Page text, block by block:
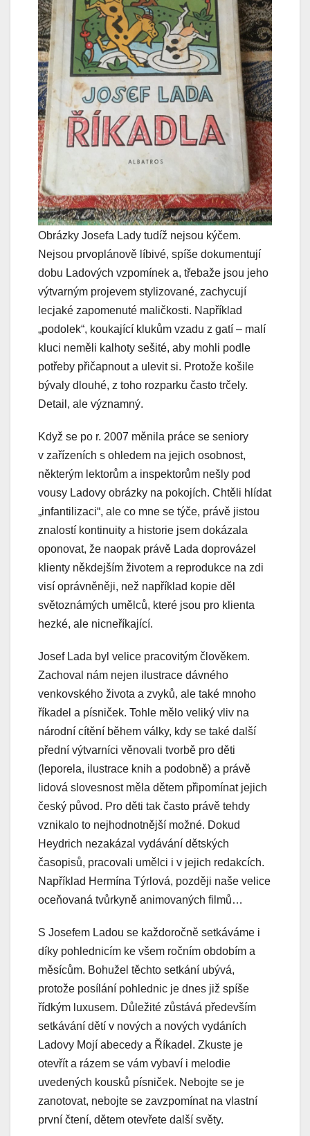
Obrázky Josefa Lady tudíž nejsou kýčem.
Nejsou prvoplánově líbivé, spíše dokumentují
dobu Ladových vzpomínek a, třebaže jsou jeho
výtvarným projevem stylizované, zachycují
lecjaké zapomenuté maličkosti. Například
„podolek“, koukající klukům vzadu z gatí – malí
kluci neměli kalhoty sešité, aby mohli podle
potřeby přičapnout a ulevit si. Protože košile
bývaly dlouhé, z toho rozparku často trčely.
Detail, ale významný.
Když se po r. 2007 měnila práce se seniory
v zařízeních s ohledem na jejich osobnost,
některým lektorům a inspektorům nešly pod
vousy Ladovy obrázky na pokojích. Chtěli hlídat
„infantilizaci“, ale co mne se týče, právě jistou
znalostí kontinuity a historie jsem dokázala
oponovat, že naopak právě Lada doprovázel
klienty někdejším životem a reprodukce na zdi
visí oprávněněji, než například kopie děl
světoznámých umělců, které jsou pro klienta
hezké, ale nicneříkající.
Josef Lada byl velice pracovitým člověkem.
Zachoval nám nejen ilustrace dávného
venkovského života a zvyků, ale také mnoho
říkadel a písniček. Tohle mělo veliký vliv na
národní cítění během války, kdy se také další
přední výtvarníci věnovali tvorbě pro děti
(leporela, ilustrace knih a podobně) a právě
lidová slovesnost měla dětem připomínat jejich
český původ. Pro děti tak často právě tehdy
vznikalo to nejhodnotnější možné. Dokud
Heydrich nezakázal vydávání dětských
časopisů, pracovali umělci i v jejich redakcích.
Například Hermína Týrlová, později naše velice
oceňovaná tvůrkyně animovaných filmů…
S Josefem Ladou se každoročně setkáváme i
díky pohlednicím ke všem ročním obdobím a
měsícům. Bohužel těchto setkání ubývá,
protože posílání pohlednic je dnes již spíše
řídkým luxusem. Důležité zůstává především
setkávání dětí v nových a nových vydáních
Ladovy Mojí abecedy a Říkadel. Zkuste je
otevřít a rázem se vám vybaví i melodie
uvedených kousků písniček. Nebojte se je
zanotovat, nebojte se zavzpomínat na vlastní
první čtení, dětem otevřete další světy.